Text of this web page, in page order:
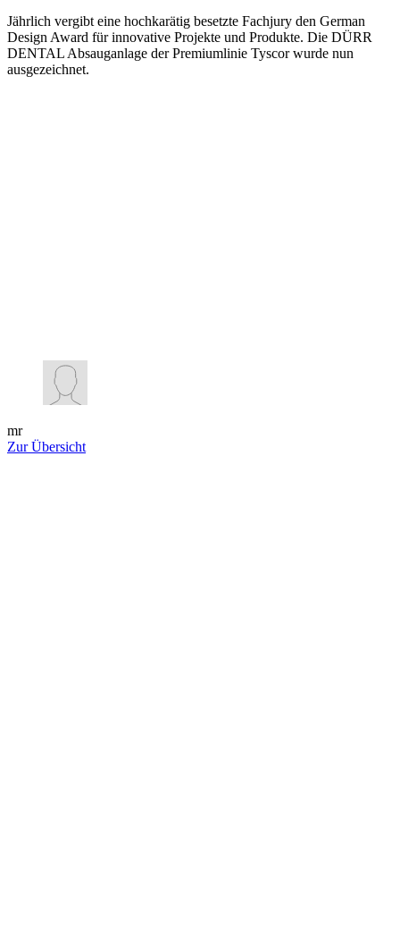
Jährlich vergibt eine hochkarätig besetzte Fachjury den German
Design Award für innovative Projekte und Produkte. Die DÜRR
DENTAL Absauganlage der Premiumlinie Tyscor wurde nun
ausgezeichnet.
mr
Zur Übersicht